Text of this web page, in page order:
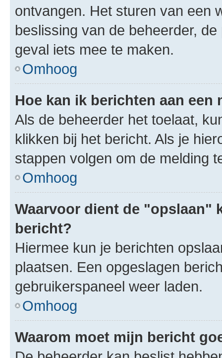
ontvangen. Het sturen van een
beslissing van de beheerder,
geval iets mee te maken.
Omhoog
Hoe kan ik berichten aan een
Als de beheerder het toelaat,
klikken bij het bericht. Als je
stappen volgen om de melding
Omhoog
Waarvoor dient de "opslaan"
bericht?
Hiermee kun je berichten
plaatsen. Een opgeslagen
gebruikerspaneel weer laden.
Omhoog
Waarom moet mijn bericht